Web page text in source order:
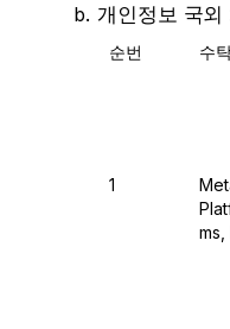
개인정보 국외
순번 수
1
ms,